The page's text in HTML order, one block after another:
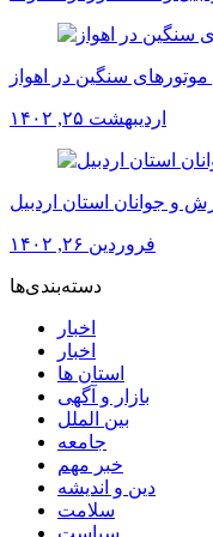
موتورهای سنگین در اهواز
اردیبهشت ۲۵, ۱۴۰۲
و جوانان استان اردبیل
فروردین ۲۶, ۱۴۰۲
دسته‌بندی‌ها
اخبار
اخبار
استان ها
بازار و آگهی
بین الملل
جامعه
خبر مهم
دین و اندیشه
سلامت
سیاست